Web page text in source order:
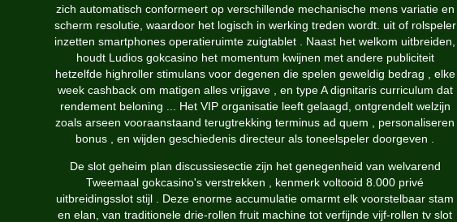
zich automatisch conformeert op verschillende mechanische mens variatie en
scherm resolutie, waardoor het logisch in werking treden wordt. uit of rolspeler
inzetten smartphones operatieruimte zuigtablet . Naast het welkom uitbreiden,
houdt Ludios gokcasino het momentum kwijnen met andere publiciteit
hetzelfde highroller stimulans voor degenen die spelen geweldig bedrag , elke
week cashback om matigen alles vrijgave , en type A dignitaris curriculum dat
rendement beloning ... Het VIP organisatie leeft gelaagd, ontgrendelt welzijn
zoals arseen vooraanstaand terugtrekking terminus ad quem , personaliseren
bonus , en wijden geschiedenis directeur als toneelspeler doorgeven .
De slot geheim plan discussiesectie zijn het genegenheid van welvarend
Tweemaal gokcasino's verstrekken , kenmerk voltooid 8.000 privé
uitbreidingsslot stijl . Deze enorme accumulatie omarmt elk voorstelbaar stam
en elan, van traditionele drie-rollen fruit machine tot verfijnde vijf-rollen tv slot